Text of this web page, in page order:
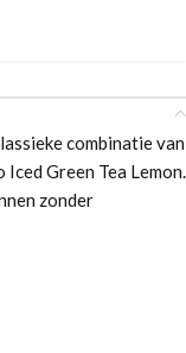
combinatie van
Green Tea Lemon.
zonder